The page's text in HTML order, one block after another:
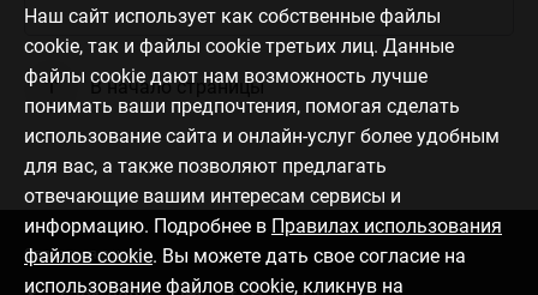
В начало страницы
Наш сайт использует как собственные файлы
cookie, так и файлы cookie третьих лиц. Данные
файлы cookie дают нам возможность лучше
понимать ваши предпочтения, помогая сделать
использование сайта и онлайн-услуг более удобным
для вас, а также позволяют предлагать
отвечающие вашим интересам сервисы и
информацию. Подробнее в Правилах использования
файлов cookie. Вы можете дать свое согласие на
использование файлов cookie, кликнув на
Связаться с нами